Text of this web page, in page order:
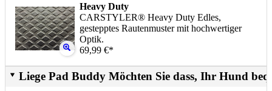
Heavy Duty
CARSTYLER® Heavy Duty Edles,
gestepptes Rautenmuster mit hochwertiger
Optik.
69,99 €*
Liege Pad Buddy Möchten Sie dass, Ihr Hund